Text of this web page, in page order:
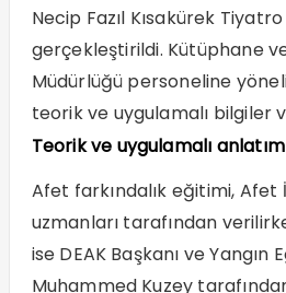
Necip Fazıl Kısakürek
gerçekleştirildi. Kütüphane
Müdürlüğü personeline
teorik ve uygulamalı bilgiler
Teorik ve uygulamalı anlatım
Afet farkındalık eğitimi, Afet
uzmanları tarafından
ise DEAK Başkanı ve Yangın
Muhammed Kuzey